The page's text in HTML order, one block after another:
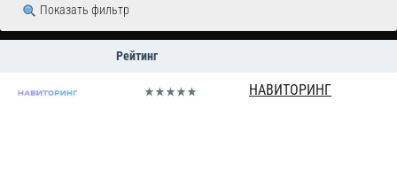
Показать фильтр
Рейтинг
НАВИТОРИНГ